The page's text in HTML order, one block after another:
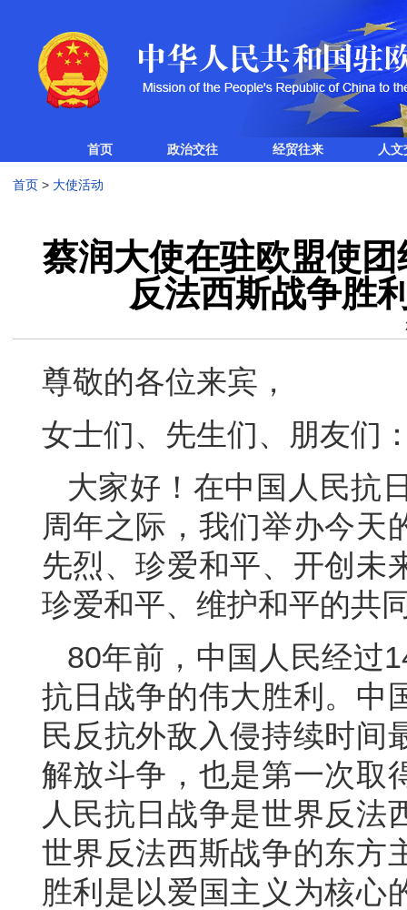
首页 政治交往 经贸往来 人
首页> 大使活动
蔡润大使在驻欧盟使
反法西斯战争胜
尊敬的各位来宾，
女士们、先生们、朋友们
大家好！在中国人民抗
周年之际，我们举办今天
先烈、珍爱和平、开创未
珍爱和平、维护和平的共
80年前，中国人民经过
抗日战争的伟大胜利。中
民反抗外敌入侵持续时间
解放斗争，也是第一次取
人民抗日战争是世界反法
世界反法西斯战争的东方
胜利是以爱国主义为核心